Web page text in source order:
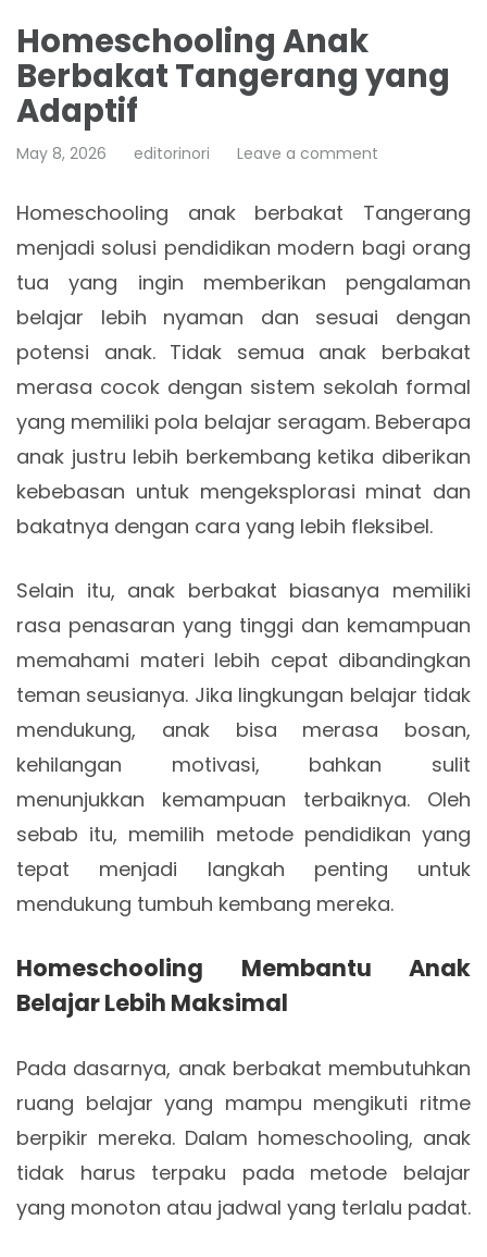
Homeschooling Anak
Berbakat Tangerang yang
Adaptif
May 8, 2026 editorinori Leave a comment
Homeschooling anak berbakat Tangerang
menjadi solusi pendidikan modern bagi orang
tua yang ingin memberikan pengalaman
belajar lebih nyaman dan sesuai dengan
potensi anak. Tidak semua anak berbakat
merasa cocok dengan sistem sekolah formal
yang memiliki pola belajar seragam. Beberapa
anak justru lebih berkembang ketika diberikan
kebebasan untuk mengeksplorasi minat dan
bakatnya dengan cara yang lebih fleksibel.
Selain itu, anak berbakat biasanya memiliki
rasa penasaran yang tinggi dan kemampuan
memahami materi lebih cepat dibandingkan
teman seusianya. Jika lingkungan belajar tidak
mendukung, anak bisa merasa bosan,
kehilangan motivasi, bahkan sulit
menunjukkan kemampuan terbaiknya. Oleh
sebab itu, memilih metode pendidikan yang
tepat menjadi langkah penting untuk
mendukung tumbuh kembang mereka.
Homeschooling Membantu Anak
Belajar Lebih Maksimal
Pada dasarnya, anak berbakat membutuhkan
ruang belajar yang mampu mengikuti ritme
berpikir mereka. Dalam homeschooling, anak
tidak harus terpaku pada metode belajar
yang monoton atau jadwal yang terlalu padat.